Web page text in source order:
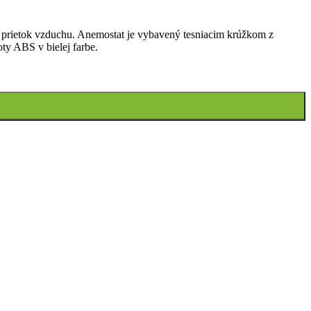
vzduchu. Anemostat je vybavený tesniacim krúžkom z
ABS v bielej farbe.